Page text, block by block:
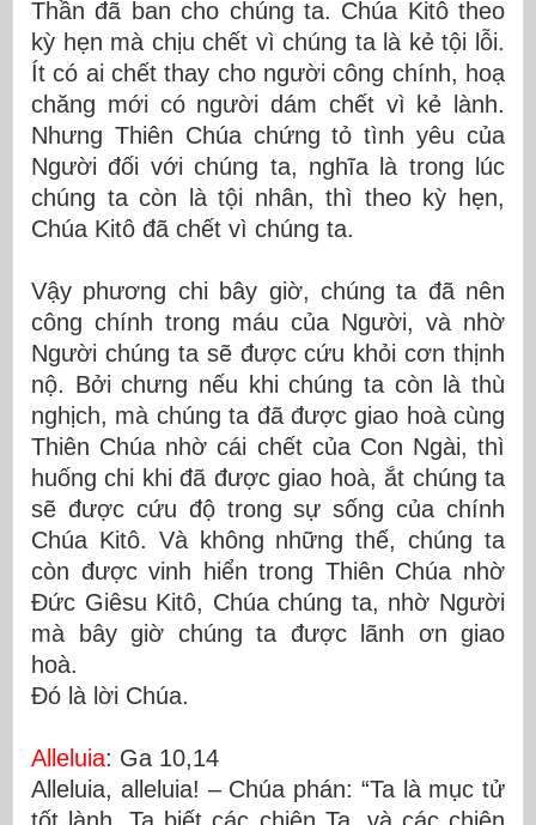
Thần đã ban cho chúng ta. Chúa Kitô theo
kỳ hẹn mà chịu chết vì chúng ta là kẻ tội lỗi.
Ít có ai chết thay cho người công chính, hoạ
chăng mới có người dám chết vì kẻ lành.
Nhưng Thiên Chúa chứng tỏ tình yêu của
Người đối với chúng ta, nghĩa là trong lúc
chúng ta còn là tội nhân, thì theo kỳ hẹn,
Chúa Kitô đã chết vì chúng ta.
Vậy phương chi bây giờ, chúng ta đã nên
công chính trong máu của Người, và nhờ
Người chúng ta sẽ được cứu khỏi cơn thịnh
nộ. Bởi chưng nếu khi chúng ta còn là thù
nghịch, mà chúng ta đã được giao hoà cùng
Thiên Chúa nhờ cái chết của Con Ngài, thì
huống chi khi đã được giao hoà, ắt chúng ta
sẽ được cứu độ trong sự sống của chính
Chúa Kitô. Và không những thế, chúng ta
còn được vinh hiển trong Thiên Chúa nhờ
Ðức Giêsu Kitô, Chúa chúng ta, nhờ Người
mà bây giờ chúng ta được lãnh ơn giao
hoà.
Ðó là lời Chúa.
Alleluia: Ga 10,14
Alleluia, alleluia! – Chúa phán: “Ta là mục tử